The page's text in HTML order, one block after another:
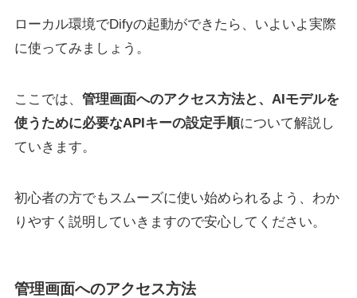
ローカル環境でDifyの起動ができたら、いよいよ実際
に使ってみましょう。
ここでは、 管理画面へのアクセス方法と、AIモデルを
使うために必要なAPIキーの設定手順について解説し
ていきます。
初心者の方でもスムーズに使い始められるよう、わか
りやすく説明していきますので安心してください。
管理画面へのアクセス方法